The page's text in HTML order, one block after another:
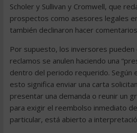
Scholer y Sullivan y Cromwell, que
prospectos como asesores legales
también declinaron hacer
Por supuesto, los inversores pueden
reclamos se anulen haciendo una
dentro del periodo requerido. Según
esto significa enviar una carta
presentar una demanda o reunir un
para exigir el reembolso inmediato
particular, está abierto a